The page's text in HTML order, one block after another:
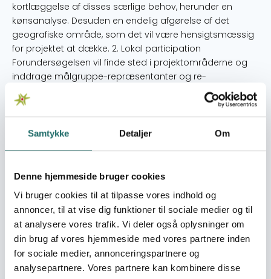
Samtykke Detaljer Om
Denne hjemmeside bruger cookies
Vi bruger cookies til at tilpasse vores indhold og
annoncer, til at vise dig funktioner til sociale medier og til
at analysere vores trafik. Vi deler også oplysninger om
din brug af vores hjemmeside med vores partnere inden
for sociale medier, annonceringspartnere og
analysepartnere. Vores partnere kan kombinere disse
kortlæggelse af disses særlige behov, herunder en
kønsanalyse. Desuden en endelig afgørelse af det
geografiske område, som det vil være hensigtsmæssig
for projektet at dække. 2. Lokal participation
Forundersøgelsen vil finde sted i projektområderne og
inddrage målgruppe-repræsentanter og re-
præsentanter fra lokalsamfundet i diskussioner om
udformning af projektet, herunder sikre deres aktive
deltagelse i planlægning og udformning af projektet.
3.Metodeudvikling Forundersøgelsen vil analysere
forebyggelse, og herefter nærmere konkretisere hvilke
udsatte målgrupper i det planlagte projekt, herunder
hvilke metoder der skønnes særligt egnede til at nå
unge kvinder blandt målgrupperne at tilbyde services,
som så effektivt som muligt fører til mindre hiv-smitte
blandt målgrupperne, herunder hvorledes omsorg og
støtte til hiv-smittede kan indgå i den hiv-forebyggende